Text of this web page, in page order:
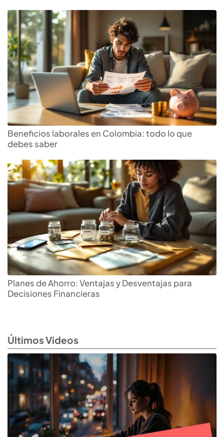
Beneficios laborales en Colombia: todo lo que
debes saber
Planes de Ahorro: Ventajas y Desventajas para
Decisiones Financieras
Últimos Videos